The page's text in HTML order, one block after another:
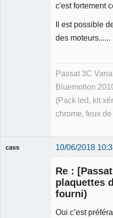
c'est fortement
Il est possible
des moteurs......
Passat 3C
Bluemotion
(Pack led, kit
chrome, feux
cass 10/06/2018
Re :
plaquettes
fourni)
Oui c’est